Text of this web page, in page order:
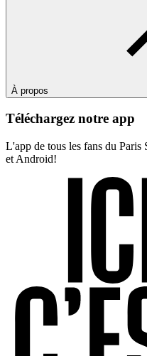
À propos
Téléchargez notre app
L'app de tous les fans du
et Android!